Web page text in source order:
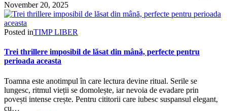
November 20, 2025
Posted inTIMP LIBER
Trei thrillere imposibil de lăsat din mână, perfecte pentru
perioada aceasta
Toamna este anotimpul în care lectura devine ritual. Serile se
lungesc, ritmul vieții se domolește, iar nevoia de evadare prin
povești intense crește. Pentru cititorii care iubesc suspansul elegant,
cu…